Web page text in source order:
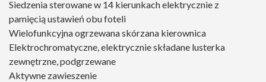
Siedzenia sterowane w 14 kierunkach elektrycznie z
pamięcią ustawień obu foteli
Wielofunkcyjna ogrzewana skórzana kierownica
Elektrochromatyczne, elektrycznie składane lusterka
zewnętrzne, podgrzewane
Aktywne zawieszenie